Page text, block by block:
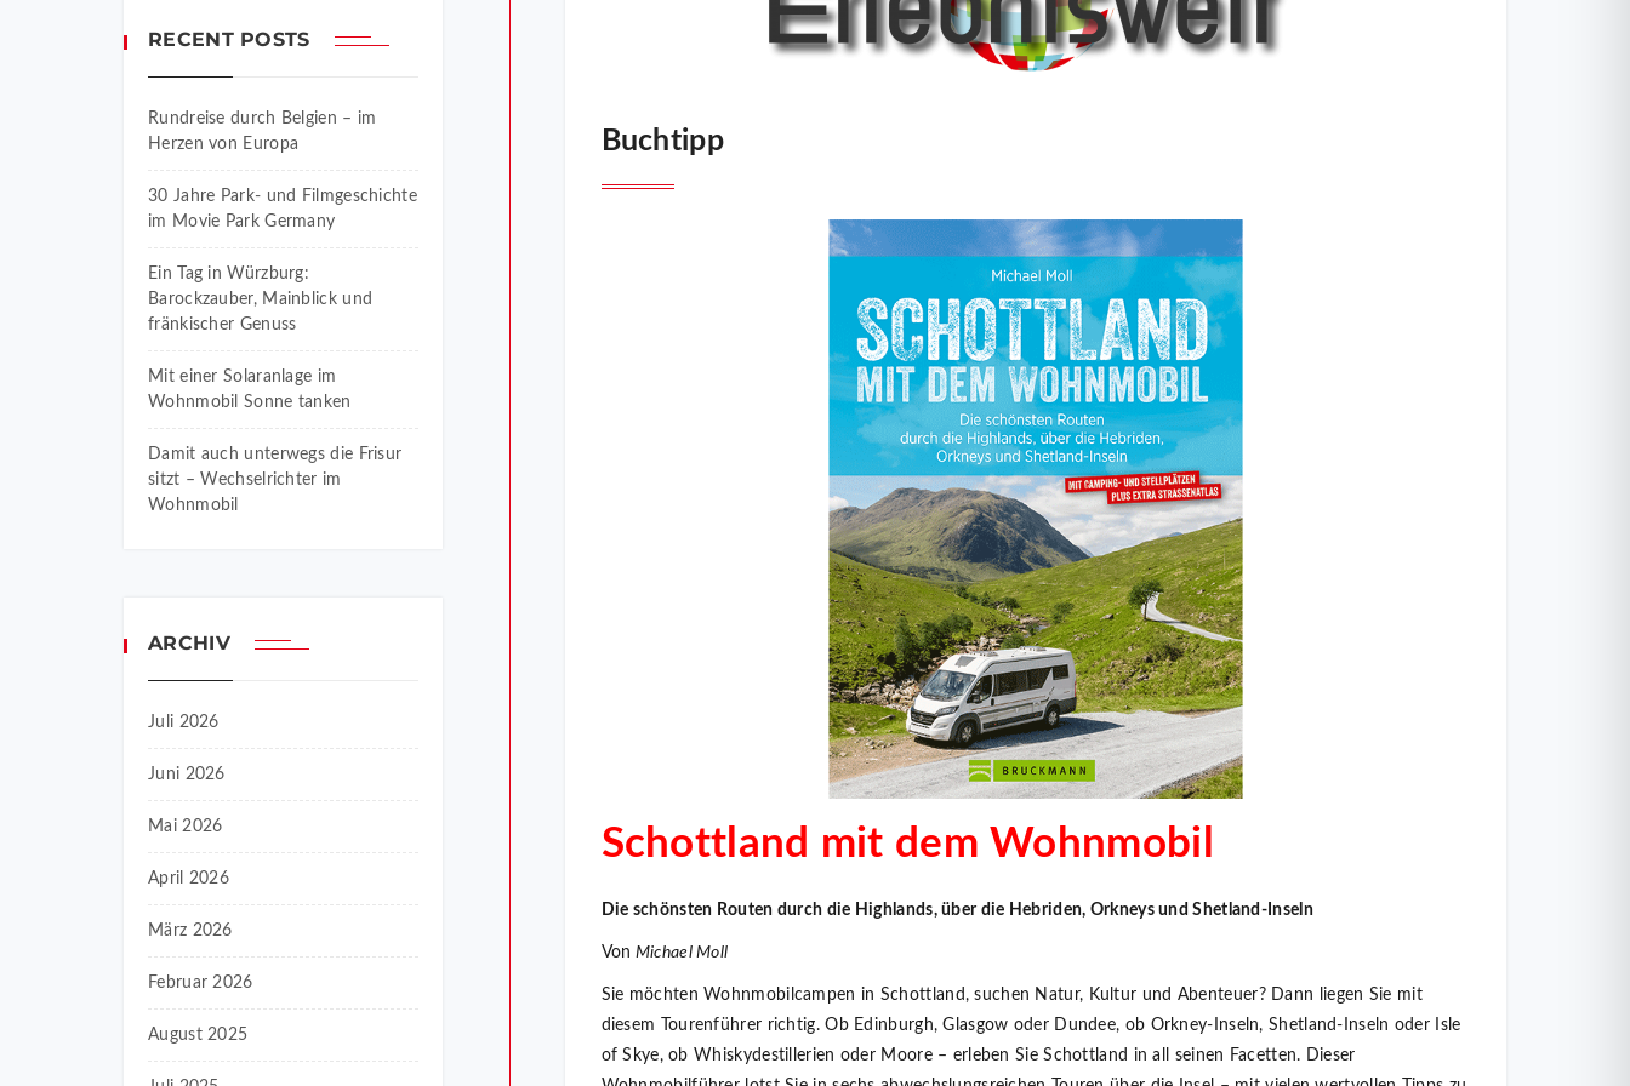
RECENT POSTS
Rundreise durch Belgien – im
Herzen von Europa
30 Jahre Park- und Filmgeschichte
im Movie Park Germany
Ein Tag in Würzburg:
Barockzauber, Mainblick und
fränkischer Genuss
Mit einer Solaranlage im
Wohnmobil Sonne tanken
Damit auch unterwegs die Frisur
sitzt – Wechselrichter im
Wohnmobil
ARCHIV
Juli 2026
Juni 2026
Mai 2026
April 2026
März 2026
Februar 2026
August 2025
Buchtipp
Schottland mit dem Wohnmobil
Die schönsten Routen durch die Highlands, über die Hebriden, Orkneys und Shetland-Inseln
Von Michael Moll
Sie möchten Wohnmobilcampen in Schottland, suchen Natur, Kultur und Abenteuer? Dann liegen Sie mit
diesem Tourenführer richtig. Ob Edinburgh, Glasgow oder Dundee, ob Orkney-Inseln, Shetland-Inseln oder Isle
of Skye, ob Whiskydestillerien oder Moore – erleben Sie Schottland in all seinen Facetten. Dieser